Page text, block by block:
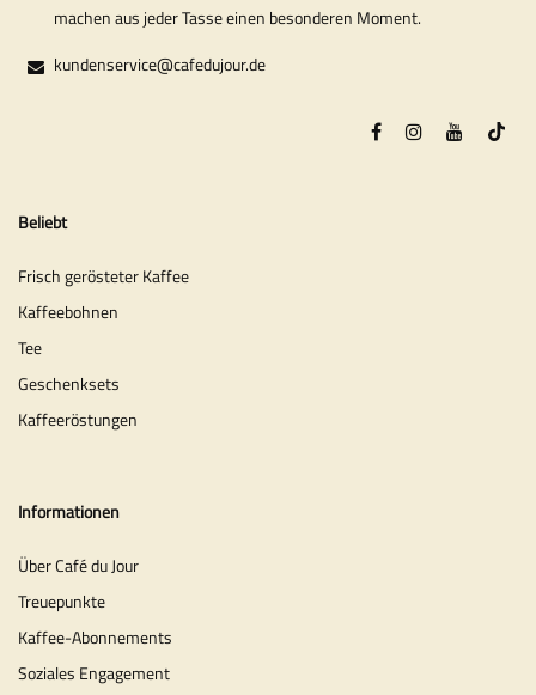
machen aus jeder Tasse einen besonderen Moment.
kundenservice@cafedujour.de
Beliebt
Frisch gerösteter Kaffee
Kaffeebohnen
Tee
Geschenksets
Kaffeeröstungen
Informationen
Über Café du Jour
Treuepunkte
Kaffee-Abonnements
Soziales Engagement